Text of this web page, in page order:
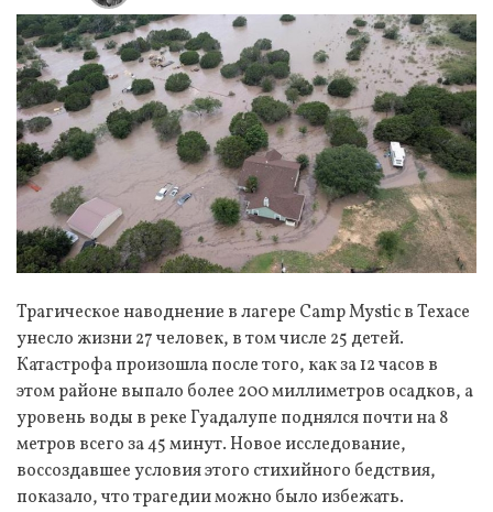
Трагическое наводнение в лагере Camp Mystic в Техасе
унесло жизни 27 человек, в том числе 25 детей.
Катастрофа произошла после того, как за 12 часов в
этом районе выпало более 200 миллиметров осадков, а
уровень воды в реке Гуадалупе поднялся почти на 8
метров всего за 45 минут. Новое исследование,
воссоздавшее условия этого стихийного бедствия,
показало, что трагедии можно было избежать.